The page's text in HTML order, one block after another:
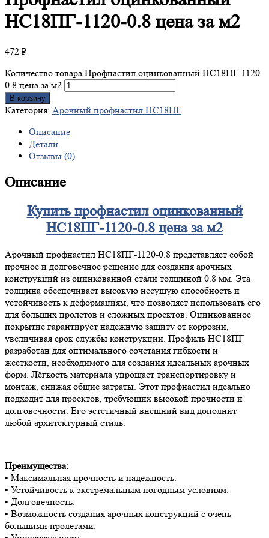
НС18ПГ-1120-0.8 цена за м2
472 ₽
Количество товара Профнастил оцинкованный НС18ПГ-1120-
0.8 цена за м2
В корзину
Категория: Арочный профнастил НС18ПГ
Описание
Детали
Отзывы (0)
Описание
Купить профнастил оцинкованный
НС18ПГ-1120-0.8 цена за м2
Арочный профнастил НС18ПГ-1120-0.8 представляет собой
прочное и долговечное решение для создания арочных
конструкций из оцинкованной стали толщиной 0.8 мм. Эта
толщина обеспечивает высокую несущую способность и
устойчивость к деформациям, что позволяет использовать его
для больших пролетов и сложных проектов. Оцинкованное
покрытие гарантирует надежную защиту от коррозии,
увеличивая срок службы конструкции. Профиль НС18ПГ
разработан для оптимального сочетания гибкости и
жесткости, необходимого для создания идеальных арочных
форм. Лёгкость материала упрощает транспортировку и
монтаж, снижая общие затраты. Этот профнастил идеально
подходит для проектов, требующих высокой прочности и
долговечности. Его эстетичный внешний вид дополнит
любой архитектурный стиль.
Преимущества:
• Максимальная прочность и надежность.
• Устойчивость к экстремальным погодным условиям.
• Долговечность.
• Возможность создания арочных конструкций с очень
большими пролетами.